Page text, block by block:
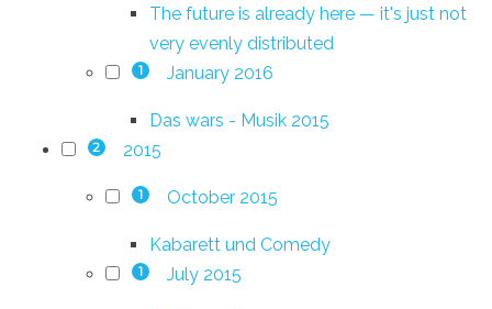
The future is already here — it's just not
very evenly distributed
1 January 2016
Das wars - Musik 2015
2 2015
1 October 2015
Kabarett und Comedy
1 July 2015